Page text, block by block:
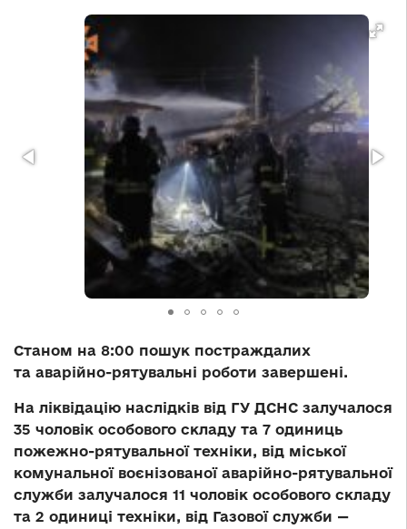
Станом на 8:00 пошук постраждалих
та аварійно-рятувальні роботи завершені.
На ліквідацію наслідків від ГУ ДСНС залучалося
35 чоловік особового складу та 7 одиниць
пожежно-рятувальної техніки, від міської
комунальної воєнізованої аварійно-рятувальної
служби залучалося 11 чоловік особового складу
та 2 одиниці техніки, від Газової служби —